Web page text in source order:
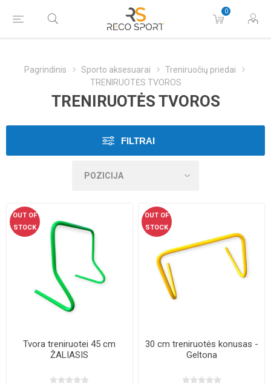
0
Pagrindinis Sporto aksesuarai
Treniruočių priedai
TRENIRUOTĖS TVOROS
TRENIRUOTĖS TVOROS
FILTRAI
OUT OF
STOCK
Tvora treniruotei 45 cm
ŽALIASIS
OUT OF
STOCK
30 cm treniruotės konusas -
Geltona